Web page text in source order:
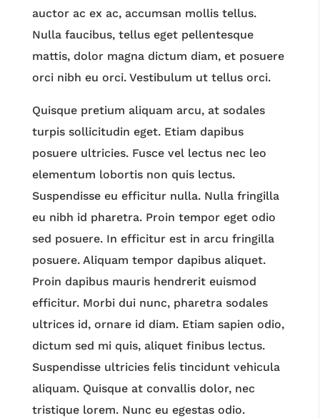
auctor ac ex ac, accumsan mollis tellus.
Nulla faucibus, tellus eget pellentesque
mattis, dolor magna dictum diam, et posuere
orci nibh eu orci. Vestibulum ut tellus orci.
Quisque pretium aliquam arcu, at sodales
turpis sollicitudin eget. Etiam dapibus
posuere ultricies. Fusce vel lectus nec leo
elementum lobortis non quis lectus.
Suspendisse eu efficitur nulla. Nulla fringilla
eu nibh id pharetra. Proin tempor eget odio
sed posuere. In efficitur est in arcu fringilla
posuere. Aliquam tempor dapibus aliquet.
Proin dapibus mauris hendrerit euismod
efficitur. Morbi dui nunc, pharetra sodales
ultrices id, ornare id diam. Etiam sapien odio,
dictum sed mi quis, aliquet finibus lectus.
Suspendisse ultricies felis tincidunt vehicula
aliquam. Quisque at convallis dolor, nec
tristique lorem. Nunc eu egestas odio.